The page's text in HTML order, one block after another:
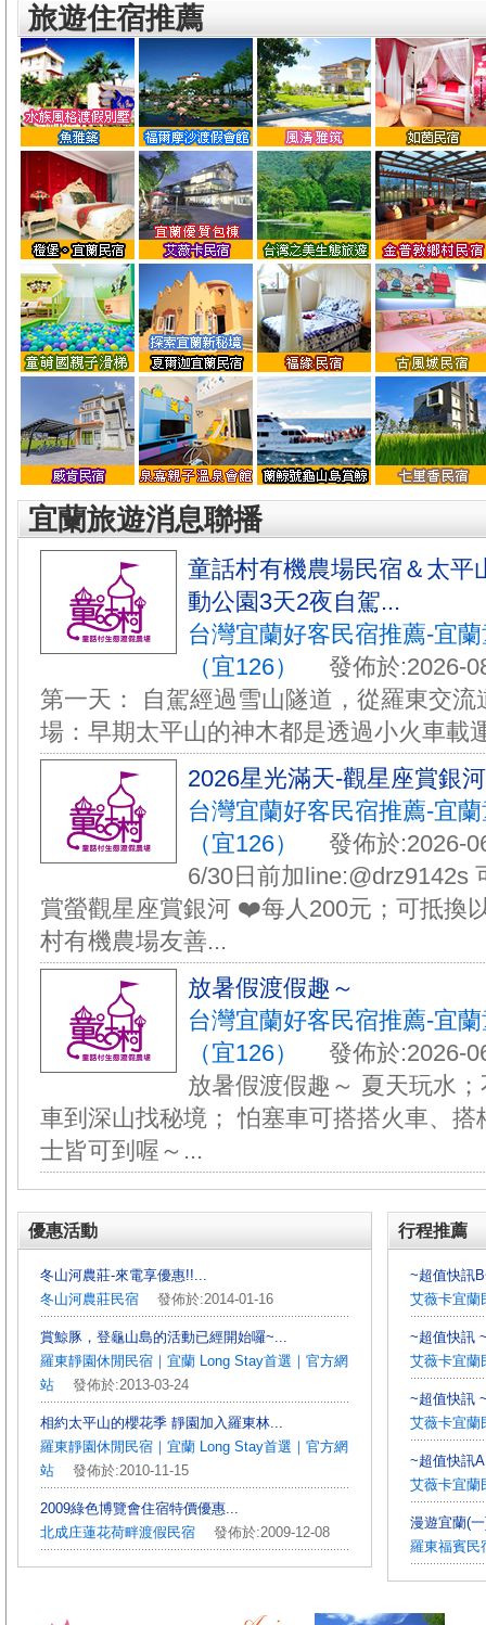
旅遊住宿推薦
宜蘭旅遊消息聯播
童話村有機農場民宿＆太平
動公園3天2夜自駕...
台灣宜蘭好客民宿推薦-宜
（宜126）
發佈於:2026-
第一天： 自駕經過雪山隧道，從羅東交流
場：早期太平山的神木都是透過小火車載
️2026星光滿天-觀星座賞銀
台灣宜蘭好客民宿推薦-宜
（宜126）
發佈於:2026-
6/30日前加line:@drz9142s
賞螢觀星座賞銀河 ❤️每人200元；可抵換
村有機農場友善...
放暑假渡假趣～
台灣宜蘭好客民宿推薦-宜
（宜126）
發佈於:2026-
放暑假渡假趣～ 夏天玩水
車到深山找秘境； 怕塞車可搭搭火車、
士皆可到喔～...
優惠活動
冬山河農莊-來電享優惠!!...
冬山河農莊民宿 發佈於:2014-01-16
賞鯨豚，登龜山島的活動已經開始囉~...
羅東靜園休閒民宿｜宜蘭 Long Stay首選｜官方網
站 發佈於:2013-03-24
相約太平山的櫻花季 靜園加入羅東林...
羅東靜園休閒民宿｜宜蘭 Long Stay首選｜官方網
站 發佈於:2010-11-15
2009綠色博覽會住宿特價優惠...
北成庄蓮花荷畔渡假民宿 發佈於:2009-12-08
行程推薦
~超值快訊
艾薇卡宜蘭
~超值快訊
艾薇卡宜蘭
~超值快訊
艾薇卡宜蘭
~超值快訊
艾薇卡宜蘭
漫遊宜蘭(
羅東福賓